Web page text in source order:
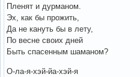
Пленят и дурманом.
Эх, как бы прожить,
Да не кануть бы в лету,
По весне своих дней
Быть спасенным шаманом?
О-ла-я-хэй-йа-хэй-я